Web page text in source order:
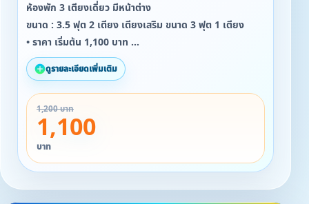
ห้องพัก 3 เตียงเดี่ยว มีหน้าต่าง
ขนาด : 3.5 ฟุต 2 เตียง เตียงเสริม ขนาด 3 ฟุต 1 เตียง
• ราคา เริ่มต้น 1,100 บาท
• จำนวนผู้เข้าพัก : 3 ท่าน
☆☆ สำหรับลูกค้าที่เข้าพักตั้งแต่ 19/09/2568 ถึง
31/11/2568
รับ Snack ฟรี ทุกห้อง ทุกวันที่เข้าพัก!!!!
ดูรายละเอียดเพิ่มเติม
1,200 บาท
1,100
บาท